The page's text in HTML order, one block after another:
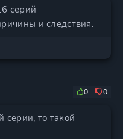
серий
и следствия.
0 0
серии, то такой